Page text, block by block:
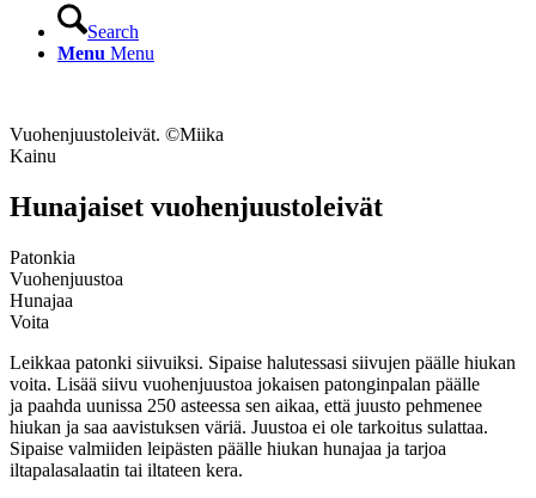
Search
Menu Menu
Vuohenjuustoleivät. ©Miika
Kainu
Hunajaiset vuohenjuustoleivät
Patonkia
Vuohenjuustoa
Hunajaa
Voita
Leikkaa patonki siivuiksi. Sipaise halutessasi siivujen päälle hiukan
voita. Lisää siivu vuohenjuustoa jokaisen patonginpalan päälle
ja paahda uunissa 250 asteessa sen aikaa, että juusto pehmenee
hiukan ja saa aavistuksen väriä. Juustoa ei ole tarkoitus sulattaa.
Sipaise valmiiden leipästen päälle hiukan hunajaa ja tarjoa
iltapalasalaatin tai iltateen kera.